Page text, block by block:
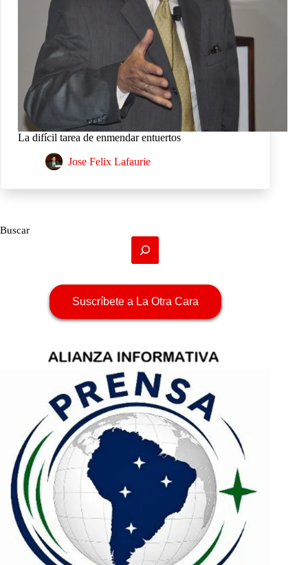
La difícil tarea de enmendar entuertos
Jose Felix Lafaurie
Buscar
Suscríbete a La Otra Cara